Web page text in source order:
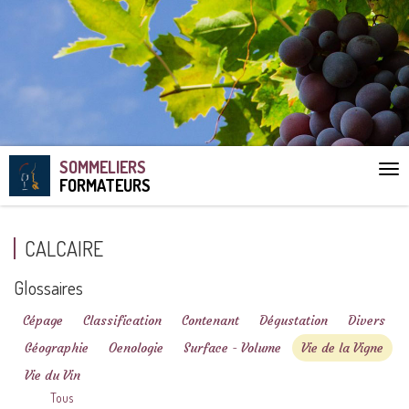
SOMMELIERS
FORMATEURS
CALCAIRE
Glossaires
Cépage Classification Contenant Dégustation
Divers
Géographie
Oenologie Surface - Volume
Vie de la Vigne
Vie du Vin
Tous